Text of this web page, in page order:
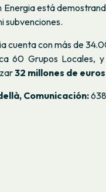
Energia está
subvenciones.
cuenta con más de
60 Grupos Locales,
32 millones de
Comunicación: